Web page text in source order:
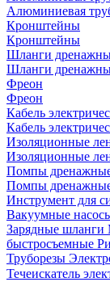
Алюминиевая
Кронштейны
Кронштейны
Шланги
Шланги
Фреон
Фреон
Кабель
Кабель
Изоляционные
Изоляционные
Помпы
Помпы
Инструмент для
Вакуумные
Зарядные шланги
быстросъемные
Труборезы
Течеискатель